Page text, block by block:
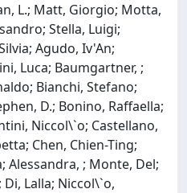
L.; Matt, Giorgio; Motta,
Stella, Luigi;
Agudo, Iv'An;
Luca; Baumgartner, ;
Bianchi, Stefano;
D.; Bonino, Raffaella;
Niccol\`o; Castellano,
Chen, Chien-Ting;
Alessandra, ; Monte, Del;
Di, Lalla; Niccol\`o,